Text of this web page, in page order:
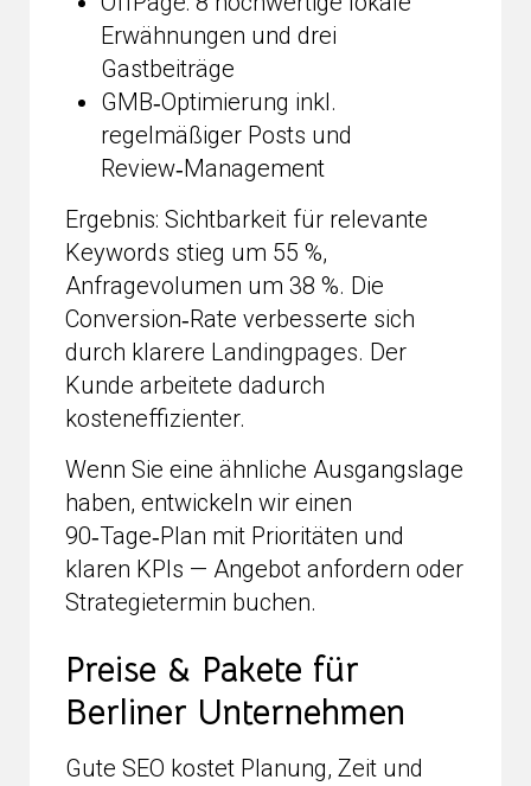
Erwähnungen und drei
Gastbeiträge
GMB‑Optimierung inkl.
regelmäßiger Posts und
Review‑Management
Ergebnis: Sichtbarkeit für relevante
Keywords stieg um 55 %,
Anfragevolumen um 38 %. Die
Conversion‑Rate verbesserte sich
durch klarere Landingpages. Der
Kunde arbeitete dadurch
kosteneffizienter.
Wenn Sie eine ähnliche Ausgangslage
haben, entwickeln wir einen
90‑Tage‑Plan mit Prioritäten und
klaren KPIs — Angebot anfordern oder
Strategietermin buchen.
Preise & Pakete für
Berliner Unternehmen
Gute SEO kostet Planung, Zeit und